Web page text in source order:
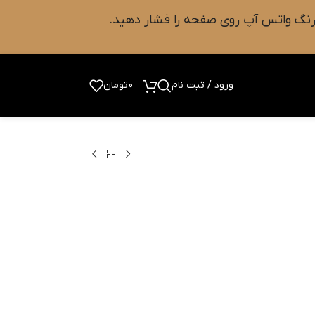
ورود / ثبت نام 0تومان